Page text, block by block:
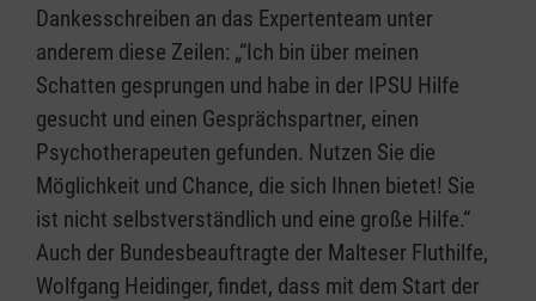
Dankesschreiben an das Expertenteam unter
anderem diese Zeilen: „“Ich bin über meinen
Schatten gesprungen und habe in der IPSU Hilfe
gesucht und einen Gesprächspartner, einen
Psychotherapeuten gefunden. Nutzen Sie die
Möglichkeit und Chance, die sich Ihnen bietet! Sie
ist nicht selbstverständlich und eine große Hilfe.“
Auch der Bundesbeauftragte der Malteser Fluthilfe,
Wolfgang Heidinger, findet, dass mit dem Start der